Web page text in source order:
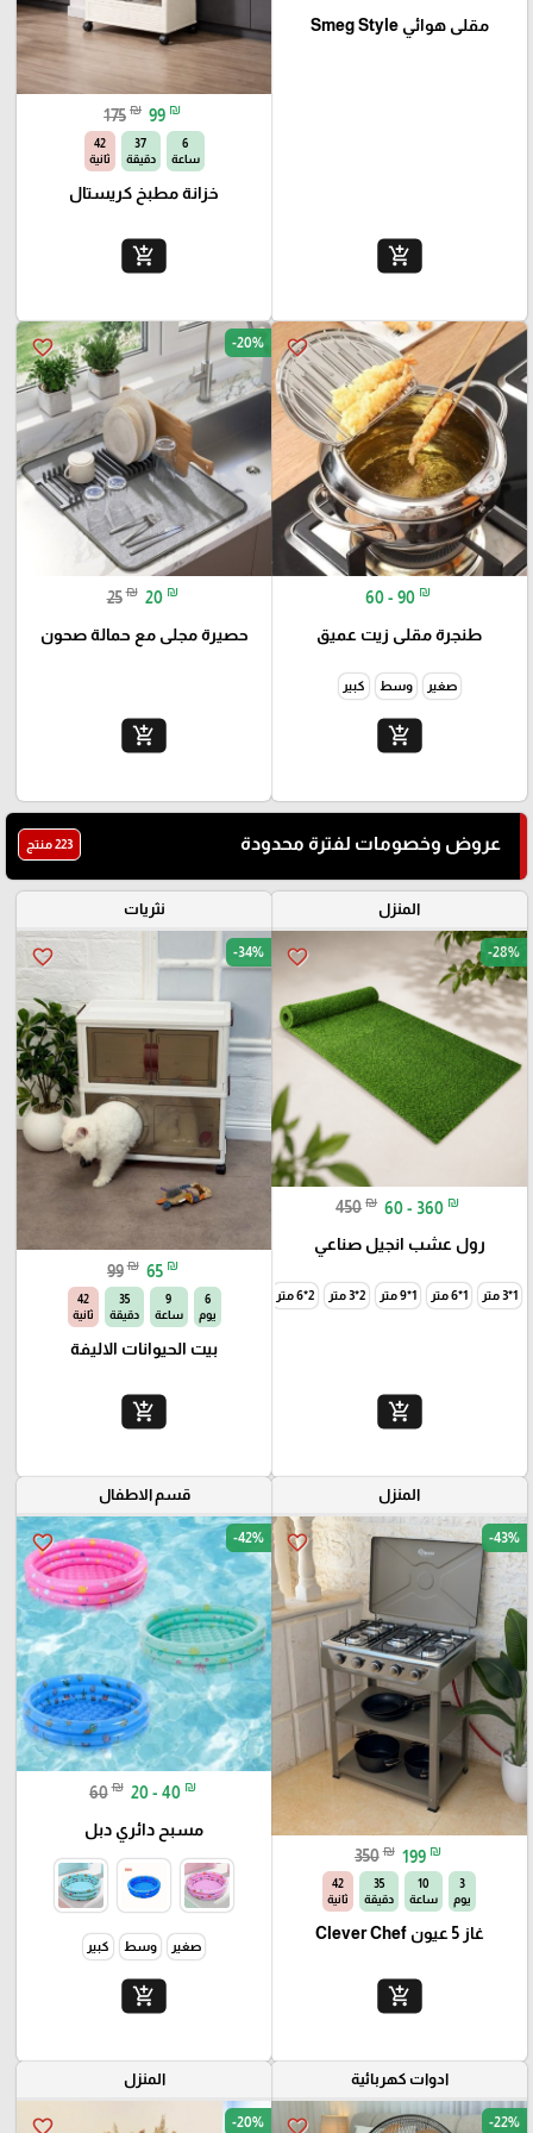
مقلى هوائي Smeg Style
add_shopping_cart
175 ₪ 99 ₪
6
ساعة
37
دقيقة
41
ثانية
خزانة مطبخ كريستال
add_shopping_cart
favorite_border
60 - 90 ₪
طنجرة مقلى زيت عميق
صغير وسط كبير
add_shopping_cart
favorite_border -20%
25 ₪ 20 ₪
حصيرة مجلى مع حمالة صحون
add_shopping_cart
عروض وخصومات لفترة محدودة 223 منتج
المنزل
favorite_border -28%
450 ₪ 60 - 360 ₪
رول عشب انجيل صناعي
1*3 متر 1*6 متر 1*9 متر 2*3 متر 2*6 متر
add_shopping_cart
نثريات
favorite_border -34%
99 ₪ 65 ₪
6
يوم
9
ساعة
35
دقيقة
41
ثانية
بيت الحيوانات الاليفة
add_shopping_cart
المنزل
favorite_border -43%
350 ₪ 199 ₪
3
يوم
10
ساعة
35
دقيقة
41
ثانية
غاز 5 عيون Clever Chef
add_shopping_cart
قسم الاطفال
favorite_border -42%
60 ₪ 20 - 40 ₪
مسبح دائري دبل
صغير وسط كبير
add_shopping_cart
ادوات كهربائية
favorite_border -22%
المنزل
favorite_border -20%